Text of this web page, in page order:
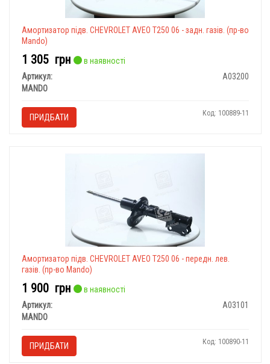
Амортизатор підв. CHEVROLET AVEO T250 06 - задн. газів. (пр-во
Mando)
1 305 грн
в наявності
Артикул:
A03200
MANDO
ПРИДБАТИ Код: 100889-11
Амортизатор підв. CHEVROLET AVEO T250 06 - передн. лев.
газів. (пр-во Mando)
1 900 грн
в наявності
Артикул:
A03101
MANDO
ПРИДБАТИ Код: 100890-11